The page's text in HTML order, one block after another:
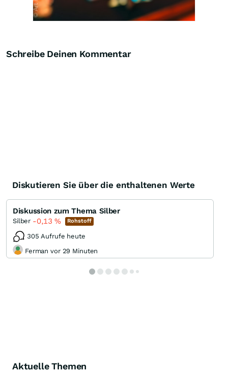
Schreibe Deinen Kommentar
Diskutieren Sie über die enthaltenen Werte
Diskussion zum Thema Silber
Silber -0,13% Rohstoff
305 Aufrufe heute
Ferman vor 29 Minuten
Aktuelle Themen